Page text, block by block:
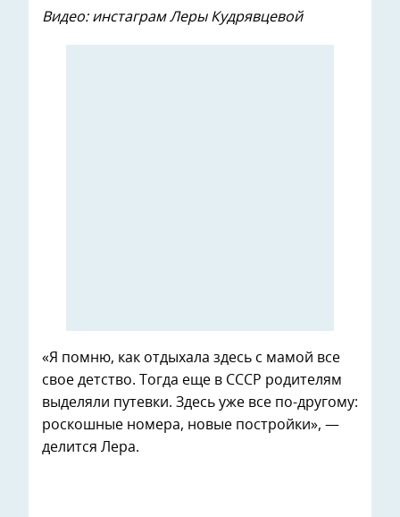
Видео: инстаграм Леры Кудрявцевой
«Я помню, как отдыхала здесь с мамой все
свое детство. Тогда еще в СССР родителям
выделяли путевки. Здесь уже все по-другому:
роскошные номера, новые постройки», —
делится Лера.